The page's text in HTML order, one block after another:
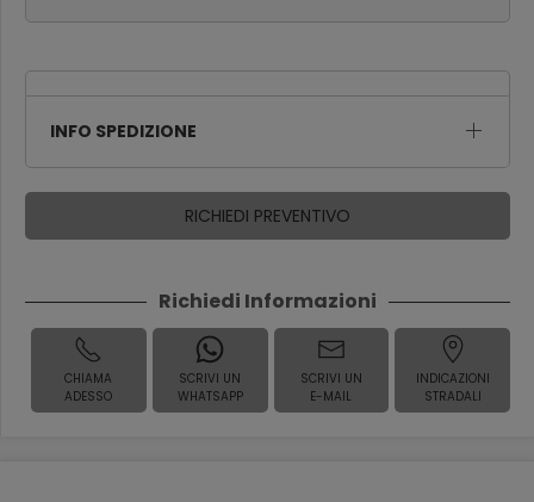
INFO SPEDIZIONE
RICHIEDI PREVENTIVO
Richiedi Informazioni
CHIAMA
ADESSO
SCRIVI UN
WHATSAPP
SCRIVI UN
E-MAIL
INDICAZIONI
STRADALI